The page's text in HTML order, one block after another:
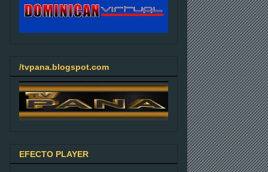
/tvpana.blogspot.com
EFECTO PLAYER